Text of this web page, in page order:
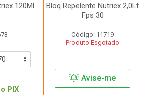
120Ml
PIX
Bloq Repelente Nutriex 2,0Lt
Fps 30
Código: 11719
Produto Esgotado
Avise-me